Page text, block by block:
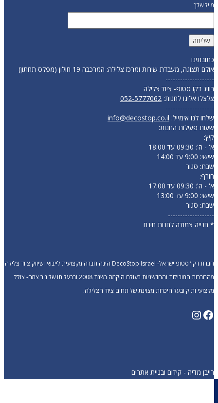
מייל שלך
כתובתינו
אולם תצוגה, מעבדת שירות ומרכז צלילה: המרכבה 19 חולון (מפלס תחתון)
--------------------
בוויז: דקו סטופ- ציוד צלילה
צלצלו אלינו לחנות: 052-5777062
--------------------
שלחו לנו אימייל: info@decostop.co.il
שעות פעילות החנות:
קיץ:
א' - ה': 09:30 עד 18:00
שישי: 9:00 עד 14:00
שבת: סגור
חורף:
א' - ה': 09:30 עד 17:00
שישי: 9:00 עד 13:00
שבת: סגור
-------------------
* חנייה צמודה לחנות חינם
חברת דקו’ סטופ ישראל- DecoStop Israel הינה חברה מקצועית לייבוא ושיווק ציוד צלילה
מהחברות המובילות והחדשניות בעולם הוקמה בשנת 2008 ובבעלותו של ניר צמח- צולל
מקצועי ותיק ובעל היכרות מצוינת של תחום ציוד הצלילה.
Facebook
Instagram
רייבן מדיה - קידום ובניית אתרים